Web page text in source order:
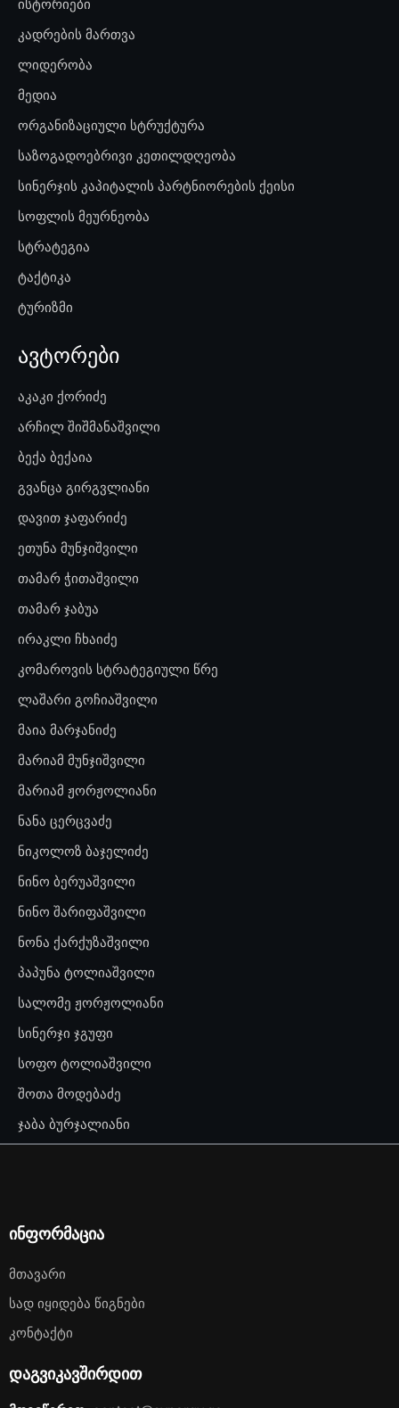
ისტორიები
კადრების მართვა
ლიდერობა
მედია
ორგანიზაციული სტრუქტურა
საზოგადოებრივი კეთილდღეობა
სინერჯის კაპიტალის პარტნიორების ქეისი
სოფლის მეურნეობა
სტრატეგია
ტაქტიკა
ტურიზმი
ავტორები
აკაკი ქორიძე
არჩილ შიშმანაშვილი
ბექა ბექაია
გვანცა გირგვლიანი
დავით ჯაფარიძე
ეთუნა მუნჯიშვილი
თამარ ჭითაშვილი
თამარ ჯაბუა
ირაკლი ჩხაიძე
კომაროვის სტრატეგიული წრე
ლაშარი გოჩიაშვილი
მაია მარჯანიძე
მარიამ მუნჯიშვილი
მარიამ ჟორჟოლიანი
ნანა ცერცვაძე
ნიკოლოზ ბაჯელიძე
ნინო ბერუაშვილი
ნინო შარიფაშვილი
ნონა ქარქუზაშვილი
პაპუნა ტოლიაშვილი
სალომე ჟორჟოლიანი
სინერჯი ჯგუფი
სოფო ტოლიაშვილი
შოთა მოდებაძე
ჯაბა ბურჯალიანი
ინფორმაცია
Მთავარი
Სად Იყიდება Წიგნები
Კონტაქტი
დაგვიკავშირდით